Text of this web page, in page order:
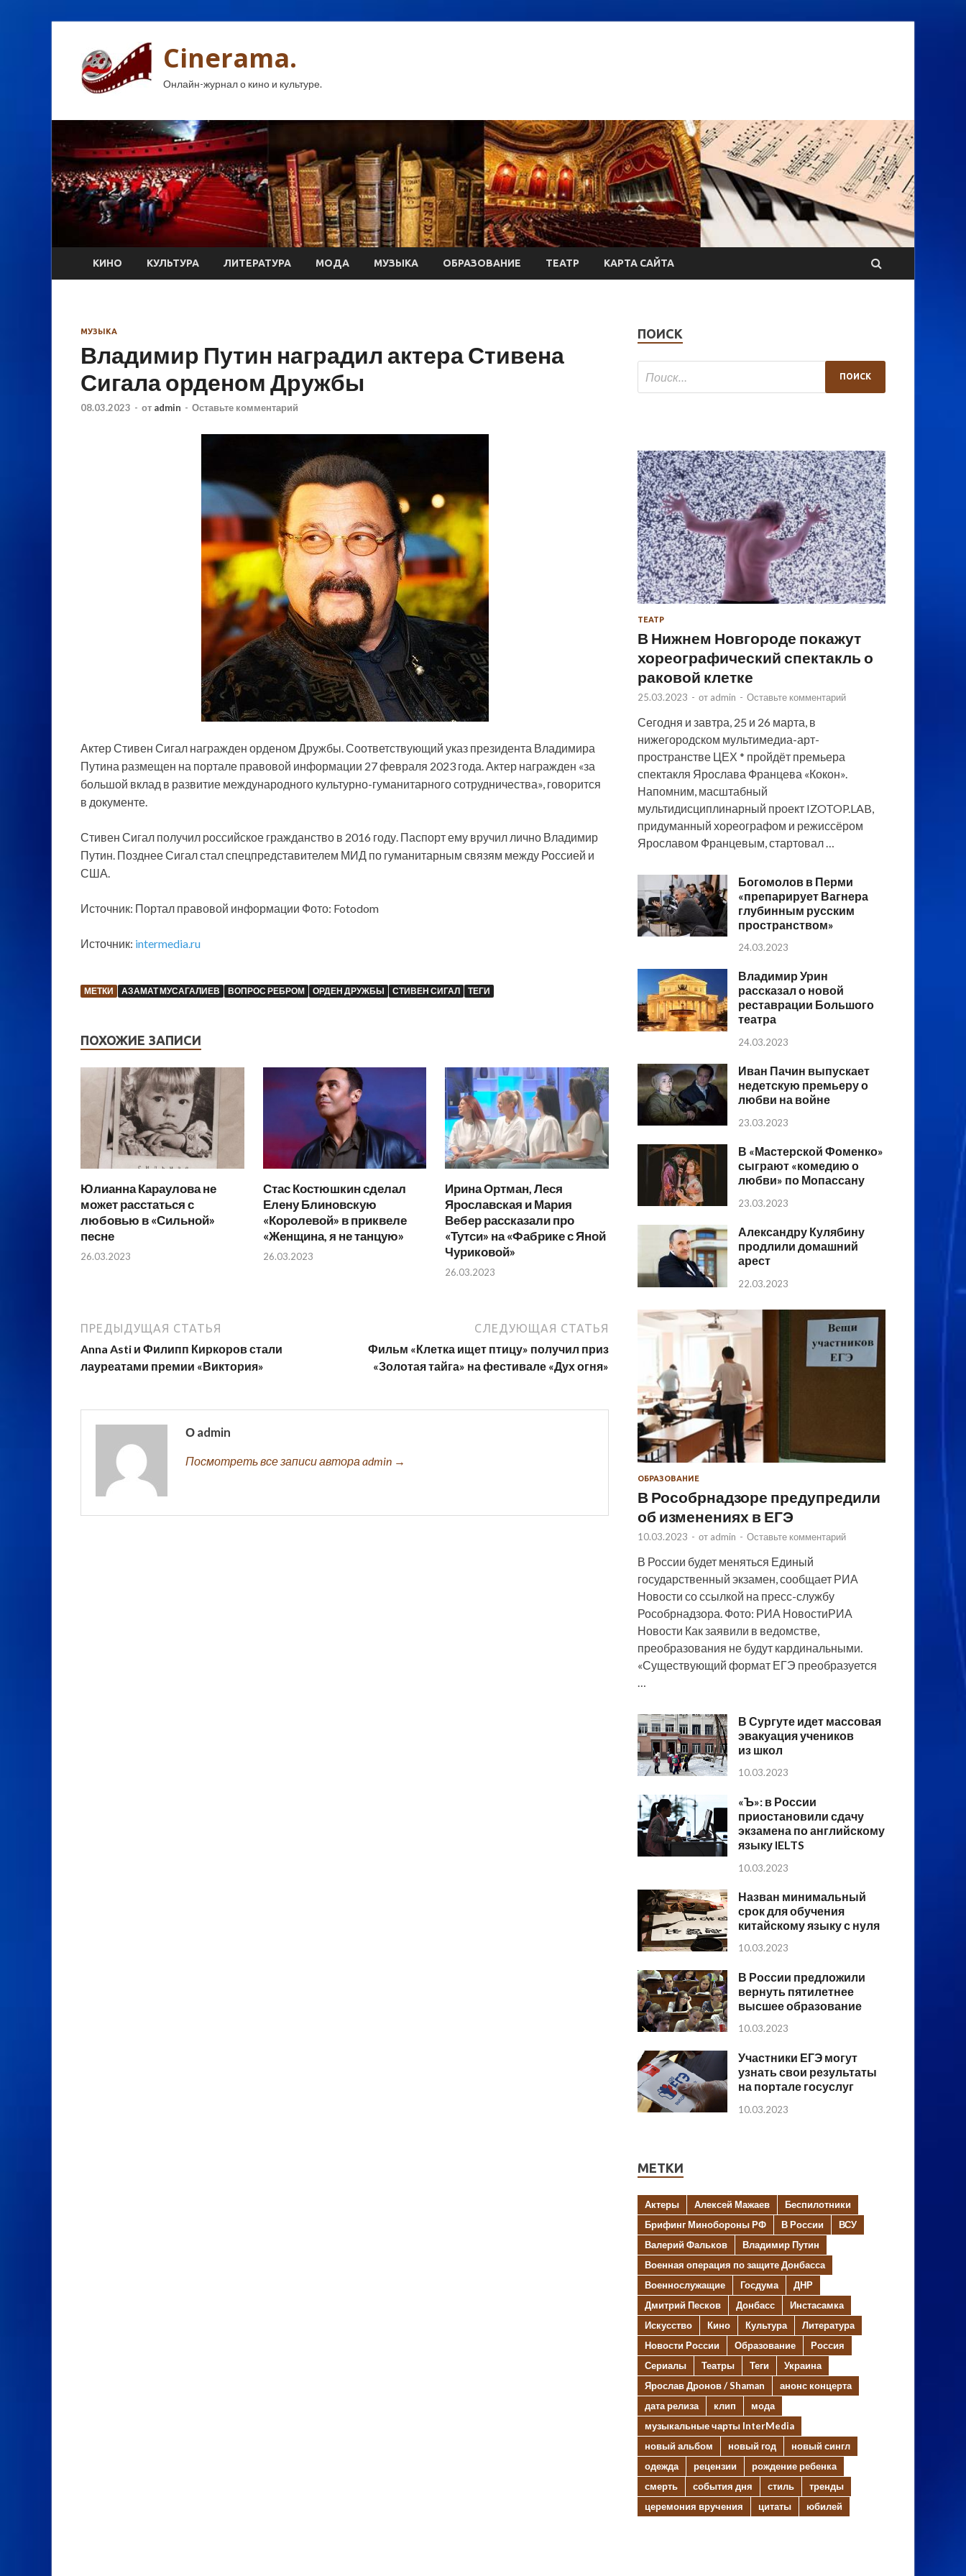
Cinerama.
Онлайн-журнал о кино и культуре.
КИНО КУЛЬТУРА ЛИТЕРАТУРА МОДА МУЗЫКА ОБРАЗОВАНИЕ ТЕАТР КАРТА САЙТА
МУЗЫКА
Владимир Путин наградил актера Стивена
Сигала орденом Дружбы
08.03.2023 - от admin - Оставьте комментарий
Актер Стивен Сигал награжден орденом Дружбы. Соответствующий указ президента Владимира
Путина размещен на портале правовой информации 27 февраля 2023 года. Актер награжден «за
большой вклад в развитие международного культурно-гуманитарного сотрудничества», говорится
в документе.
Стивен Сигал получил российское гражданство в 2016 году. Паспорт ему вручил лично Владимир
Путин. Позднее Сигал стал спецпредставителем МИД по гуманитарным связям между Россией и
США.
Источник: Портал правовой информации Фото: Fotodom
Источник: intermedia.ru
МЕТКИ АЗАМАТ МУСАГАЛИЕВ ВОПРОС РЕБРОМ ОРДЕН ДРУЖБЫ СТИВЕН СИГАЛ ТЕГИ
ПОХОЖИЕ ЗАПИСИ
Юлианна Караулова не
может расстаться с
любовью в «Сильной»
песне
26.03.2023
Стас Костюшкин сделал
Елену Блиновскую
«Королевой» в приквеле
«Женщина, я не танцую»
26.03.2023
Ирина Ортман, Леся
Ярославская и Мария
Вебер рассказали про
«Тутси» на «Фабрике с Яной
Чуриковой»
26.03.2023
ПРЕДЫДУЩАЯ СТАТЬЯ
Anna Asti и Филипп Киркоров стали
лауреатами премии «Виктория»
СЛЕДУЮЩАЯ СТАТЬЯ
Фильм «Клетка ищет птицу» получил приз
«Золотая тайга» на фестивале «Дух огня»
О admin
Посмотреть все записи автора admin →
ПОИСК
ТЕАТР
В Нижнем Новгороде покажут
хореографический спектакль о
раковой клетке
25.03.2023 - от admin - Оставьте комментарий
Сегодня и завтра, 25 и 26 марта, в
нижегородском мультимедиа-арт-
пространстве ЦЕХ * пройдёт премьера
спектакля Ярослава Францева «Кокон».
Напомним, масштабный
мультидисциплинарный проект IZOTOP.LAB,
придуманный хореографом и режиссёром
Ярославом Францевым, стартовал …
Богомолов в Перми
«препарирует Вагнера
глубинным русским
пространством»
24.03.2023
Владимир Урин
рассказал о новой
реставрации Большого
театра
24.03.2023
Иван Пачин выпускает
недетскую премьеру о
любви на войне
23.03.2023
В «Мастерской Фоменко»
сыграют «комедию о
любви» по Мопассану
23.03.2023
Александру Кулябину
продлили домашний
арест
22.03.2023
ОБРАЗОВАНИЕ
В Рособрнадзоре предупредили
об изменениях в ЕГЭ
10.03.2023 - от admin - Оставьте комментарий
В России будет меняться Единый
государственный экзамен, сообщает РИА
Новости со ссылкой на пресс-службу
Рособрнадзора. Фото: РИА НовостиРИА
Новости Как заявили в ведомстве,
преобразования не будут кардинальными.
«Существующий формат ЕГЭ преобразуется
В Сургуте идет массовая
эвакуация учеников
из школ
10.03.2023
«Ъ»: в России
приостановили сдачу
экзамена по английскому
языку IELTS
10.03.2023
Назван минимальный
срок для обучения
китайскому языку с нуля
10.03.2023
В России предложили
вернуть пятилетнее
высшее образование
10.03.2023
Участники ЕГЭ могут
узнать свои результаты
на портале госуслуг
10.03.2023
МЕТКИ
Актеры Алексей Мажаев
Беспилотники
Брифинг Минобороны РФ
В России
ВСУ
Валерий Фальков
Владимир Путин
Военная операция по защите Донбасса
Военнослужащие
Госдума
ДНР
Дмитрий Песков
Донбасс
Инстасамка
Искусство
Кино Культура
Литература
Новости России
Образование
Россия
Сериалы
Театры Теги
Украина
Ярослав Дронов / Shaman
анонс концерта
дата релиза
клип
мода
музыкальные чарты InterMedia
новый альбом
новый год
новый сингл
одежда
рецензии
рождение ребенка
смерть
события дня стиль
тренды
церемония вручения
цитаты юбилей